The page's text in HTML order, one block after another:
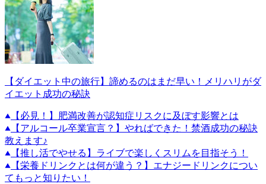
【ダイエット中の旅行】諦めるのはまだ早い！メリハリがダ
イエット成功の秘訣
【必見！】肥満改善が認知症リスクに及ぼす影響とは
【アルコール卒業宣言？】やればできた！禁酒成功の秘訣
教えます♪
【推し活でやせる】ライブで楽しくスリムを目指そう！
【栄養ドリンクとは何が違う？】エナジードリンクについ
てもっと知りたい！